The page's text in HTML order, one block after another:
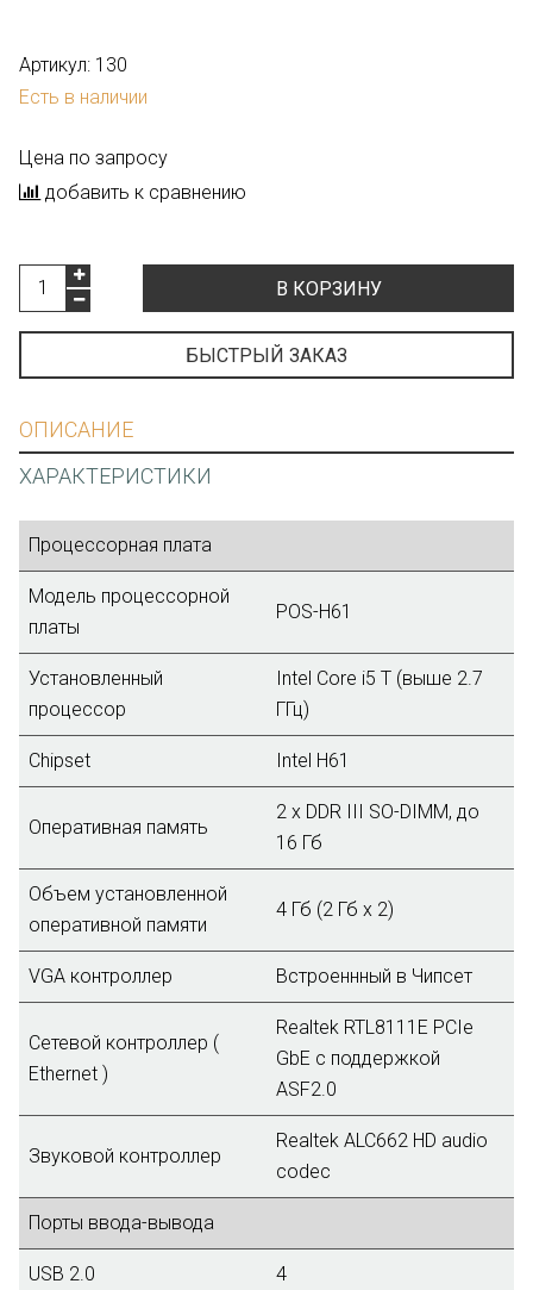
Артикул: 130
Есть в наличии
Цена по запросу
добавить к сравнению
В КОРЗИНУ
БЫСТРЫЙ ЗАКАЗ
ОПИСАНИЕ
ХАРАКТЕРИСТИКИ
Процессорная плата
Модель процессорной
платы
POS-H61
Установленный
процессор
Intel Core i5 T (выше 2.7
ГГц)
Chipset Intel H61
Оперативная память
2 x DDR III SO-DIMM, до
16 Гб
Объем установленной
оперативной памяти
4 Гб (2 Гб х 2)
VGA контроллер Встроеннный в Чипсет
Сетевой контроллер (
Ethernet )
Realtek RTL8111E PCIe
GbE с поддержкой
ASF2.0
Звуковой контроллер
Realtek ALC662 HD audio
codec
Порты ввода-вывода
USB 2.0 4